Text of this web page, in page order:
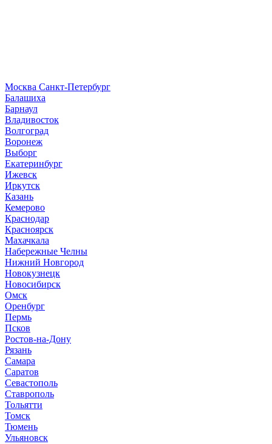
Москва Санкт-Петербург
Балашиха
Барнаул
Владивосток
Волгоград
Воронеж
Выборг
Екатеринбург
Ижевск
Иркутск
Казань
Кемерово
Краснодар
Красноярск
Махачкала
Набережные Челны
Нижний Новгород
Новокузнецк
Новосибирск
Омск
Оренбург
Пермь
Псков
Ростов-на-Дону
Рязань
Самара
Саратов
Севастополь
Ставрополь
Тольятти
Томск
Тюмень
Ульяновск